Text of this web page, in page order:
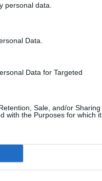
personal data.
Data.
Data for Targeted
Sale, and/or Sharing
with the Purposes for which it
(56 de ani),care